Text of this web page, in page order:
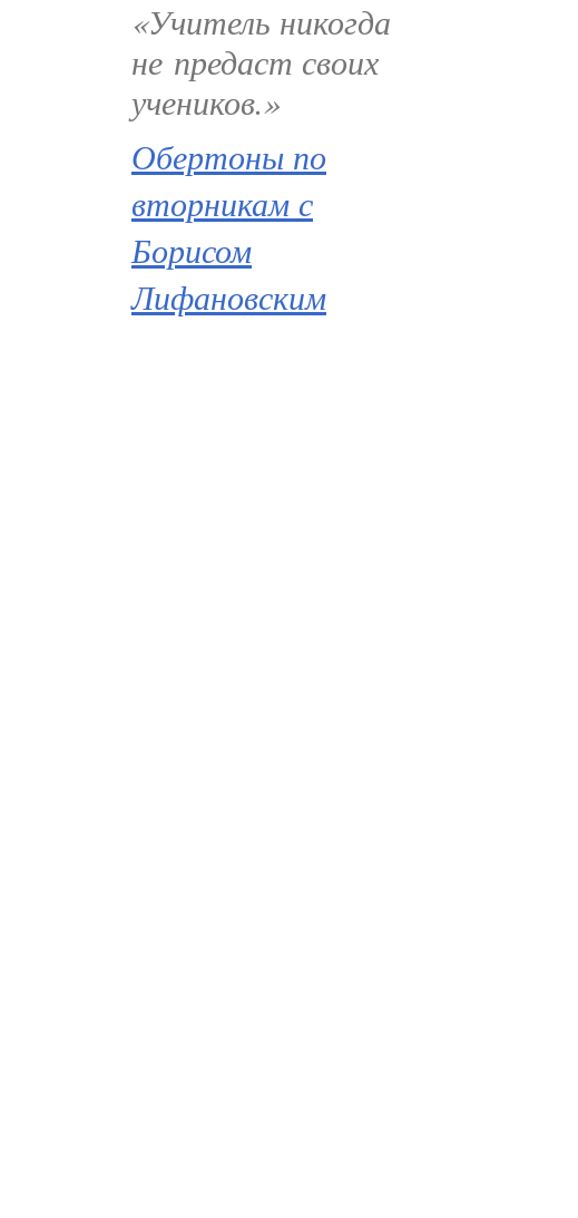
«Учитель никогда
не предаст своих
учеников.»
Обертоны по
вторникам с
Борисом
Лифановским